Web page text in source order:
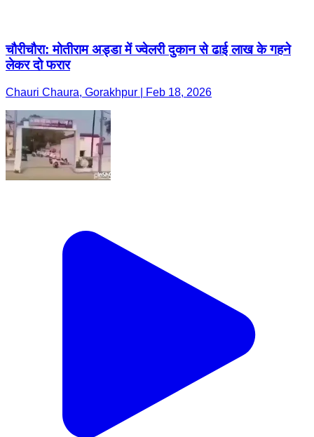
चौरीचौरा: मोतीराम अड्डा में ज्वेलरी दुकान से ढाई लाख के गहने
लेकर दो फरार
Chauri Chaura, Gorakhpur | Feb 18, 2026